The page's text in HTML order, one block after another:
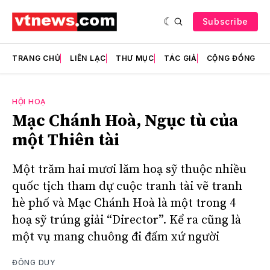
Subscribe
TRANG CHỦ LIÊN LẠC THƯ MỤC TÁC GIẢ CỘNG ĐỒNG
HỘI HOẠ
Mạc Chánh Hoà, Ngục tù của
một Thiên tài
Một trăm hai mươi lăm hoạ sỹ thuộc nhiều
quốc tịch tham dự cuộc tranh tài vẽ tranh
hè phố và Mạc Chánh Hoà là một trong 4
hoạ sỹ trúng giải “Director”. Kể ra cũng là
một vụ mang chuông đi đấm xứ người
ĐÔNG DUY